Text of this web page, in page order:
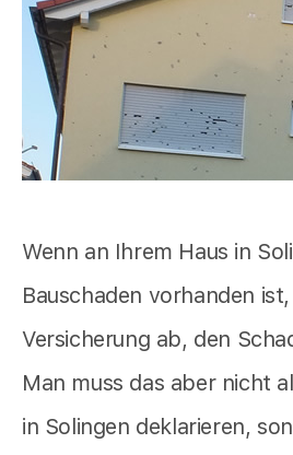
Wenn an Ihrem Haus in
Bauschaden vorhanden
Versicherung ab, den
Man muss das aber nicht
in Solingen deklarieren,